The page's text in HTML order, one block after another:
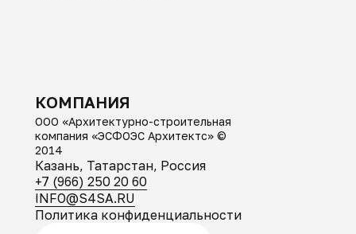
КОМПАНИЯ
ООО «Архитектурно-строительная
компания «ЭСФОЭС Архитектс» ©
2014
Казань, Татарстан, Россия
+7 (966) 250 20 60
INFO@S4SA.RU
Политика конфиденциальности